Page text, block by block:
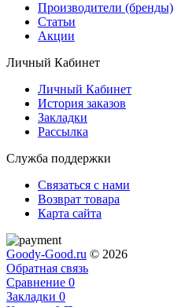
Производители (бренды)
Статьи
Акции
Личный Кабинет
Личный Кабинет
История заказов
Закладки
Рассылка
Служба поддержки
Связаться с нами
Возврат товара
Карта сайта
Goody-Good.ru © 2026
Обратная связь
Сравнение 0
Закладки 0